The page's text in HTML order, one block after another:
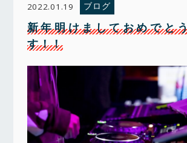
2022.01.19 ブログ
新年明けましておめでと
す！！